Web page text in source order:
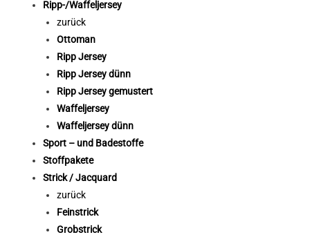
Ripp-/Waffeljersey
zurück
Ottoman
Ripp Jersey
Ripp Jersey dünn
Ripp Jersey gemustert
Waffeljersey
Waffeljersey dünn
Sport – und Badestoffe
Stoffpakete
Strick / Jacquard
zurück
Feinstrick
Grobstrick